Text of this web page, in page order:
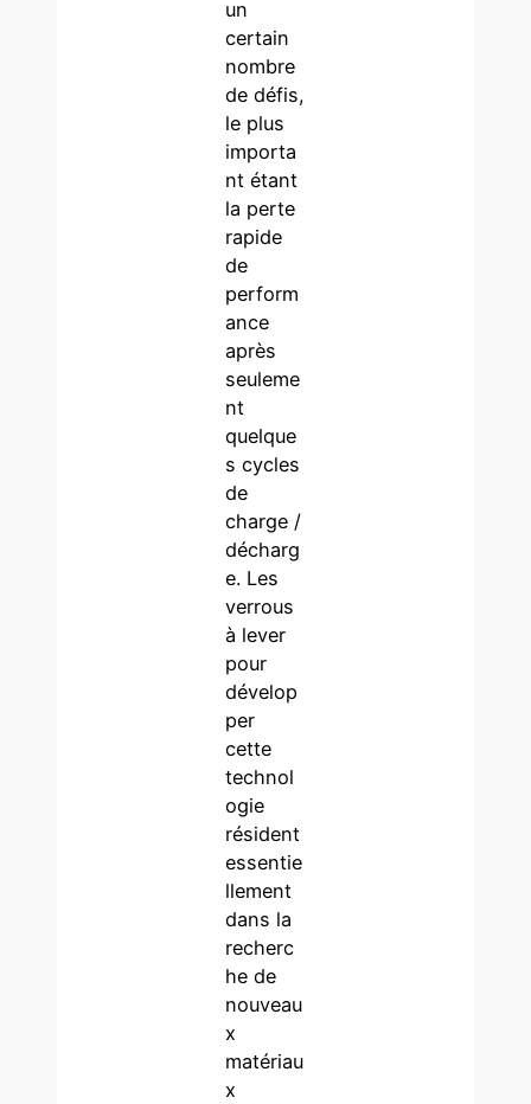
un
certain
nombre
de défis,
le plus
importa
nt étant
la perte
rapide
de
perform
ance
après
seuleme
nt
quelque
s cycles
de
charge /
décharg
e. Les
verrous
à lever
pour
dévelop
per
cette
technol
ogie
résident
essentie
llement
dans la
recherc
he de
nouveau
x
matériau
x